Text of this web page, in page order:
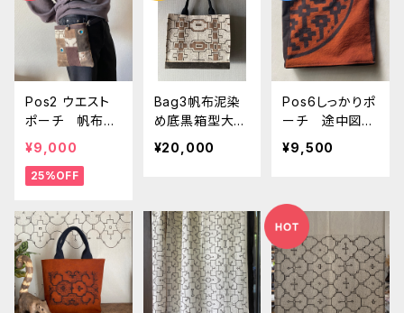
染め エスニッ
ク 民芸 お洒
落インテリア
Pos2 ウエスト
ポーチ 帆布リ
ングパッチワー
ク 19x20cm
シピボ族の泥
¥9,000
25%OFF
Bag3帆布泥染
め底黒箱型大型
バッグ 50x32
x13 シピボ族の
ピボ族の泥染め
アレンジ
¥20,000
Pos6しっかりポ
ーチ 途中図の
デザイン茶 紐
の付け替え ポ
め
¥9,500